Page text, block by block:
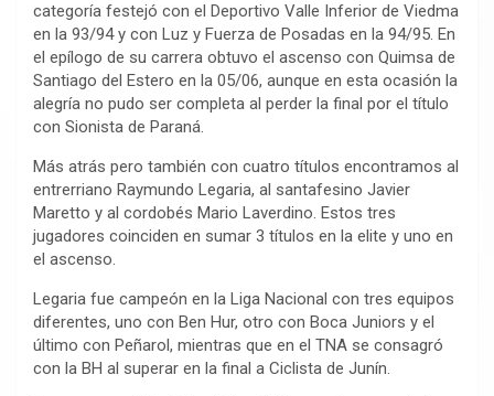
categoría festejó con el Deportivo Valle Inferior de Viedma
en la 93/94 y con Luz y Fuerza de Posadas en la 94/95. En
el epílogo de su carrera obtuvo el ascenso con Quimsa de
Santiago del Estero en la 05/06, aunque en esta ocasión la
alegría no pudo ser completa al perder la final por el título
con Sionista de Paraná.
Más atrás pero también con cuatro títulos encontramos al
entrerriano Raymundo Legaria, al santafesino Javier
Maretto y al cordobés Mario Laverdino. Estos tres
jugadores coinciden en sumar 3 títulos en la elite y uno en
el ascenso.
Legaria fue campeón en la Liga Nacional con tres equipos
diferentes, uno con Ben Hur, otro con Boca Juniors y el
último con Peñarol, mientras que en el TNA se consagró
con la BH al superar en la final a Ciclista de Junín.